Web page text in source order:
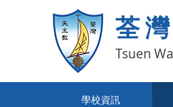
荃
Tsuen
學校資訊